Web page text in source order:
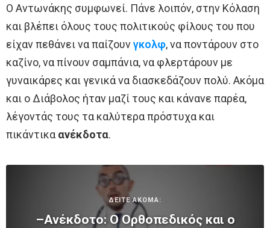
Ο Αντωνάκης συμφωνεί. Πάνε λοιπόν, στην Κόλαση
και βλέπει όλους τους πολιτικούς φίλους του που
είχαν πεθάνει να παίζουνγκολφ, να ποντάρουν στο
καζίνο, να πίνουν σαμπάνια, να φλερτάρουν με
γυναικάρες και γενικά να διασκεδάζουν πολύ. Ακόμα
και ο Διάβολος ήταν μαζί τους και κάνανε παρέα,
λέγοντάς τους τα καλύτερα πρόστυχα και
πικάντικα ανέκδοτα.
ΔΕΙΤΕ ΑΚΟΜΑ:
–Ανέκδοτο: Ο Ορθοπεδικός και ο